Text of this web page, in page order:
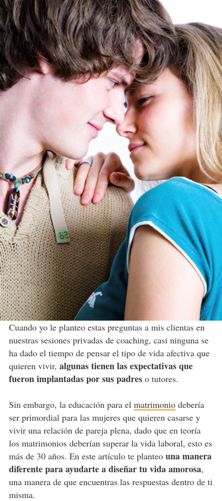
Cuando yo le planteo estas preguntas a mis clientas en
nuestras sesiones privadas de coaching, casi ninguna se
ha dado el tiempo de pensar el tipo de vida afectiva que
quieren vivir, algunas tienen las expectativas que
fueron implantadas por sus padreso tutores.
Sin embargo, la educación para el matrimoniodebería
ser primordial para las mujeres que quieren casarse y
vivir una relación de pareja plena, dado que en teoría
los matrimonios deberían superar la vida laboral, esto es
más de 30 años. En este artículo te planteo una manera
diferente para ayudarte a diseñar tu vida amorosa,
una manera de que encuentras las respuestas dentro de ti
misma.